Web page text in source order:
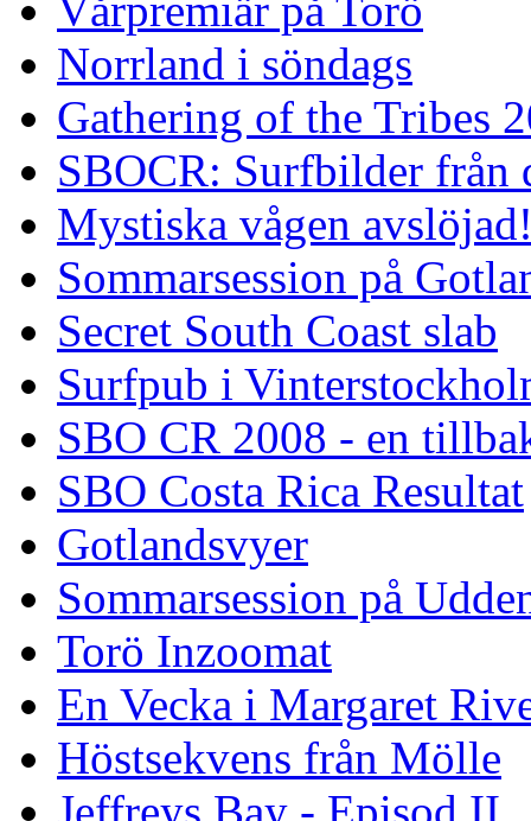
Norrland i söndags
Gathering of the Tribes
SBOCR: Surfbilder från
Mystiska vågen
Sommarsession på
Secret South Coast slab
Surfpub i
SBO CR 2008 - en
SBO Costa Rica Resultat
Gotlandsvyer
Sommarsession på
Torö Inzoomat
En Vecka i Margaret
Höstsekvens från Mölle
Jeffreys Bay - Episod II